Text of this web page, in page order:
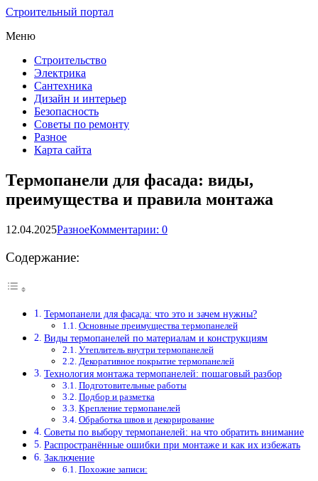
Строительный портал
Меню
Строительство
Электрика
Сантехника
Дизайн и интерьер
Безопасность
Советы по ремонту
Разное
Карта сайта
Термопанели для фасада: виды,
преимущества и правила монтажа
12.04.2025РазноеКомментарии: 0
Содержание:
Термопанели для фасада: что это и зачем нужны?
Основные преимущества термопанелей
Виды термопанелей по материалам и конструкциям
Утеплитель внутри термопанелей
Декоративное покрытие термопанелей
Технология монтажа термопанелей: пошаговый разбор
Подготовительные работы
Подбор и разметка
Крепление термопанелей
Обработка швов и декорирование
Советы по выбору термопанелей: на что обратить внимание
Распространённые ошибки при монтаже и как их избежать
Заключение
Похожие записи: